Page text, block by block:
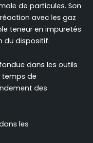
de particules. Son
avec les gaz
teneur en impuretés
du dispositif.
dans les outils
temps de
des
les